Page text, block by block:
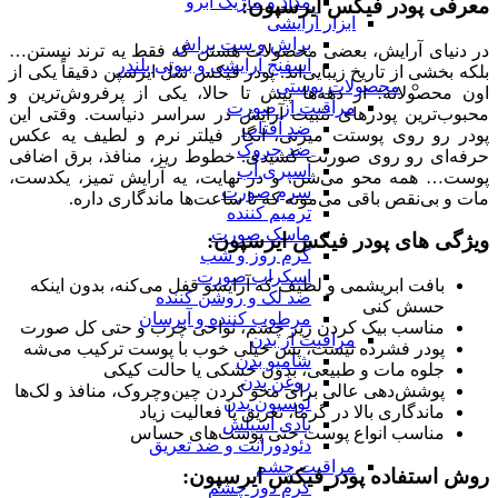
ابزار آرایشی
براش و ست براش
اسفنج آرایشی و بیوتی بلندر
محصولات پوستی
مراقبت از صورت
ضد آفتاب
ضد چروک
اسپری آب
سرم صورت
ترمیم کننده
ماسک صورت
کرم روز و شب
اسکراب صورت
ضد لک و روشن کننده
مرطوب کننده و آبرسان
مراقبت از بدن
شامپو بدن
روغن بدن
لوسیون بدن
بادی اسپلش
دئودورانت و ضد تعریق
مراقبت چشم
کرم دور چشم
معرفی پودر فیکس ایرسپون:
در دنیای آرایش، بعضی محصولات هستن که فقط یه ترند نیستن…
بلکه بخشی از تاریخ زیبایی‌اند. پودر فیکس شل ایرسپن دقیقاً یکی از
اون محصولاته؛ از دهه‌ها پیش تا حالا، یکی از پرفروش‌ترین و
محبوب‌ترین پودرهای تثبیت آرایش در سراسر دنیاست. وقتی این
پودر رو روی پوستت میزنی، انگار فیلتر نرم و لطیف یه عکس
حرفه‌ای رو روی صورتت کشیدی. خطوط ریز، منافذ، برق اضافی
پوست… همه محو می‌شن. و در نهایت، یه آرایش تمیز، یکدست،
مات و بی‌نقص باقی می‌مونه که تا ساعت‌ها ماندگاری داره.
ویژگی های پودر فیکس ایرسپون:
بافت ابریشمی و لطیف که آرایشو قفل می‌کنه، بدون اینکه
حسش کنی
مناسب بیک کردن زیر چشم، نواحی چرب و حتی کل صورت
پودر فشرده نیست، پس خیلی خوب با پوست ترکیب می‌شه
جلوه مات و طبیعی، بدون خشکی یا حالت کیکی
پوشش‌دهی عالی برای محو کردن چین‌وچروک، منافذ و لک‌ها
ماندگاری بالا در گرما، تعریق یا فعالیت زیاد
مناسب انواع پوست حتی پوست‌های حساس
روش استفاده پودر فیکس ایرسپون: